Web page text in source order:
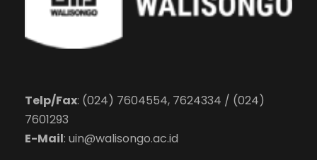
Telp/Fax: (024) 7604554, 7624334 / (024)
7601293
E-Mail: uin@walisongo.ac.id